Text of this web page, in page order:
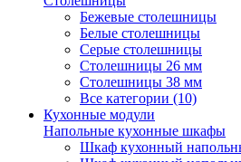
Бежевые столешницы
Белые столешницы
Серые столешницы
Столешницы 26 мм
Столешницы 38 мм
Все категории (10)
Кухонные модули
Напольные кухонные шкафы
Шкаф кухонный